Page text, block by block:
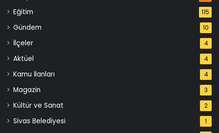
Eğitim 115
Gündem 10
İlçeler 4
Aktüel 4
Kamu İlanları 4
Magazin 3
Kültür ve Sanat 2
Sivas Belediyesi 1